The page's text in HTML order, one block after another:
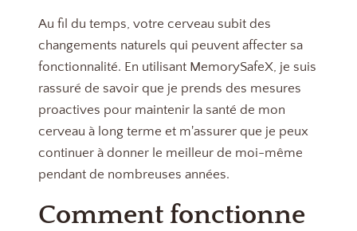
Au fil du temps, votre cerveau subit des
changements naturels qui peuvent affecter sa
fonctionnalité. En utilisant MemorySafeX, je suis
rassuré de savoir que je prends des mesures
proactives pour maintenir la santé de mon
cerveau à long terme et m'assurer que je peux
continuer à donner le meilleur de moi-même
pendant de nombreuses années.
Comment fonctionne